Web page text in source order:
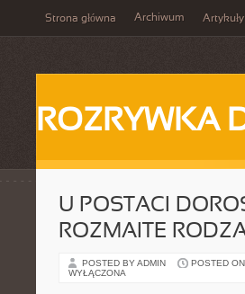
Strona główna Archiwum Artykuły
ROZRYWKA
U POSTACI
ROZMAITE
POSTED BY ADMIN POSTED
WYŁĄCZONA